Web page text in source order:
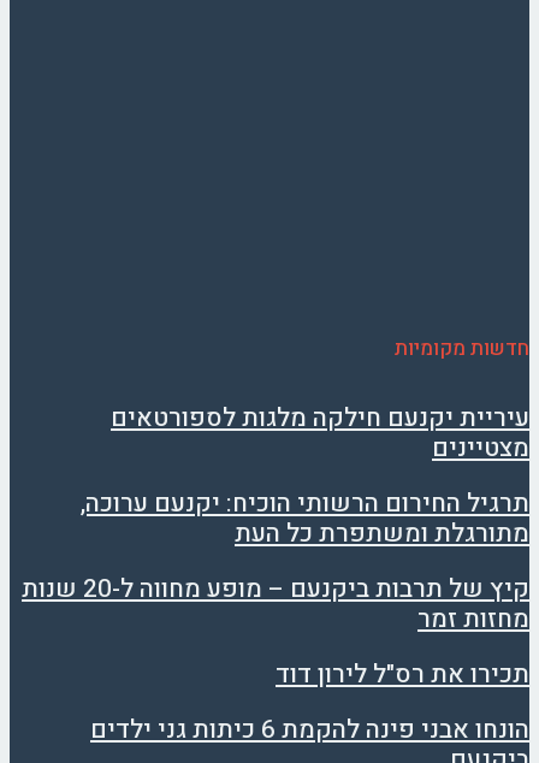
חדשות מקומיות
עיריית יקנעם חילקה מלגות לספורטאים
מצטיינים
תרגיל החירום הרשותי הוכיח: יקנעם ערוכה,
מתורגלת ומשתפרת כל העת
קיץ של תרבות ביקנעם – מופע מחווה ל-20 שנות
מחזות זמר
תכירו את רס"ל לירון דוד
הונחו אבני פינה להקמת 6 כיתות גני ילדים